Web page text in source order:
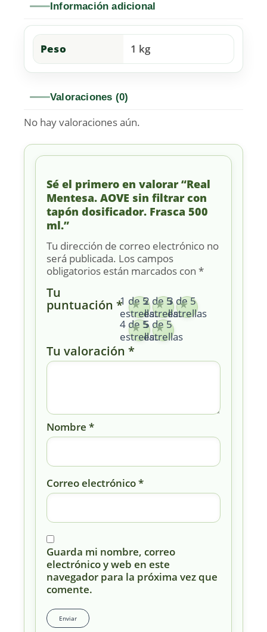
Información adicional
Peso 1 kg
Valoraciones (0)
No hay valoraciones aún.
Sé el primero en valorar “Real
Mentesa. AOVE sin filtrar con
tapón dosificador. Frasca 500
ml.”
Tu dirección de correo electrónico no
será publicada. Los campos
obligatorios están marcados con *
Tu
puntuación *1 de 5
estrellas
2 de 5
estrellas
3 de 5
estrellas
4 de 5
estrellas
5 de 5
estrellas
Tu valoración *
Nombre *
Correo electrónico*
Guarda mi nombre, correo
electrónico y web en este
navegador para la próxima vez que
comente.